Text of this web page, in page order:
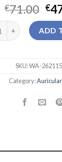
€71.00 €
pc quantity
ADD
SKU:WA-
Category: